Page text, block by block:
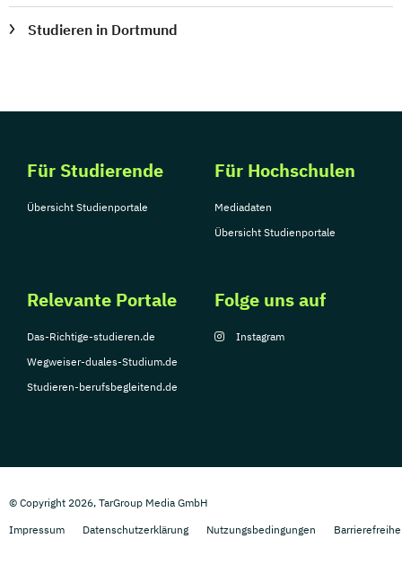
Studieren in Dortmund
Für Studierende
Übersicht Studienportale
Für Hochschulen
Mediadaten
Übersicht Studienportale
Relevante Portale
Das-Richtige-studieren.de
Wegweiser-duales-Studium.de
Studieren-berufsbegleitend.de
Folge uns auf
Instagram
© Copyright 2026, TarGroup Media GmbH
Impressum
Datenschutzerklärung Nutzungsbedingungen